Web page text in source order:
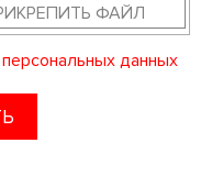
ФАЙЛ
данных